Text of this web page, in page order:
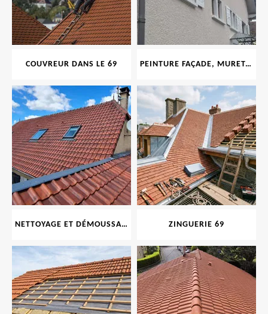
COUVREUR DANS LE 69 PEINTURE FAÇADE, MURET, TOITURE, BOISERIE, FERRONERIE, GOUTTIÈRE 69
NETTOYAGE ET DÉMOUSSAGE DE TOITURE ET FAÇADE 69 ZINGUERIE 69